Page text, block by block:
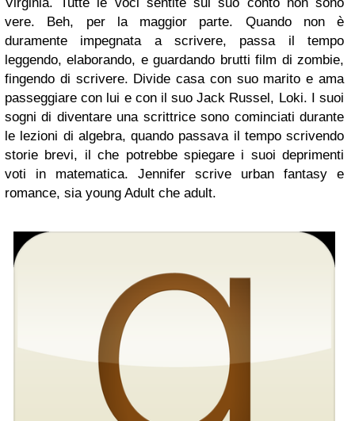
vere. Beh, per la maggior parte. Quando non è
duramente impegnata a scrivere, passa il tempo
leggendo, elaborando, e guardando brutti film di zombie,
fingendo di scrivere. Divide casa con suo marito e ama
passeggiare con lui e con il suo Jack Russel, Loki. I suoi
sogni di diventare una scrittrice sono cominciati durante
le lezioni di algebra, quando passava il tempo scrivendo
storie brevi, il che potrebbe spiegare i suoi deprimenti
voti in matematica. Jennifer scrive urban fantasy e
romance, sia young Adult che adult.